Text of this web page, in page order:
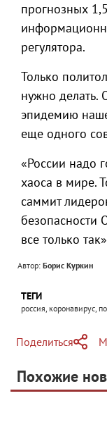
прогнозных
регулятора.
Только
нужно делать.
эпидемию
еще одного
«России надо
хаоса в мире.
саммит
безопасности
все только
Автор: Борис Куркин
ТЕГИ
россия, коронавирус,
Поделиться
Telegram
Похожие